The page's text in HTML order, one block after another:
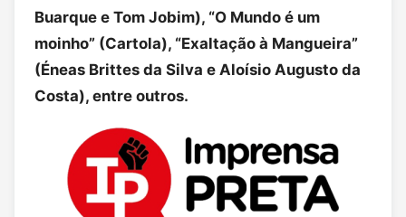
Buarque e Tom Jobim), “O Mundo é um
moinho” (Cartola), “Exaltação à Mangueira”
(Éneas Brittes da Silva e Aloísio Augusto da
Costa), entre outros.